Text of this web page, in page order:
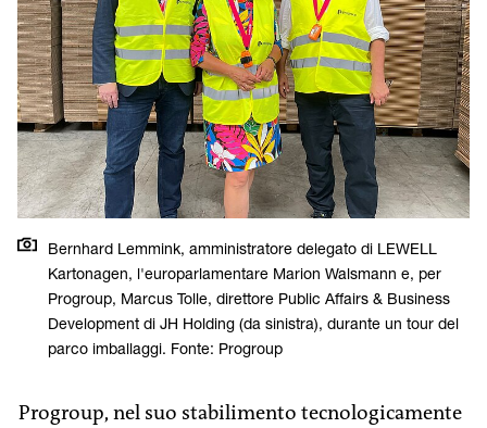
Bernhard Lemmink, amministratore delegato di LEWELL
Kartonagen, l'europarlamentare Marion Walsmann e, per
Progroup, Marcus Tolle, direttore Public Affairs & Business
Development di JH Holding (da sinistra), durante un tour del
parco imballaggi. Fonte: Progroup
Progroup, nel suo stabilimento tecnologicamente